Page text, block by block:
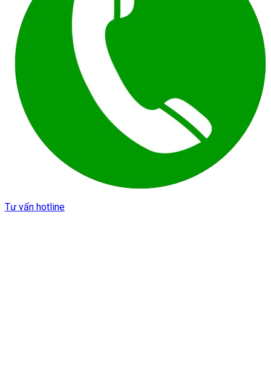
Tư vấn hotline